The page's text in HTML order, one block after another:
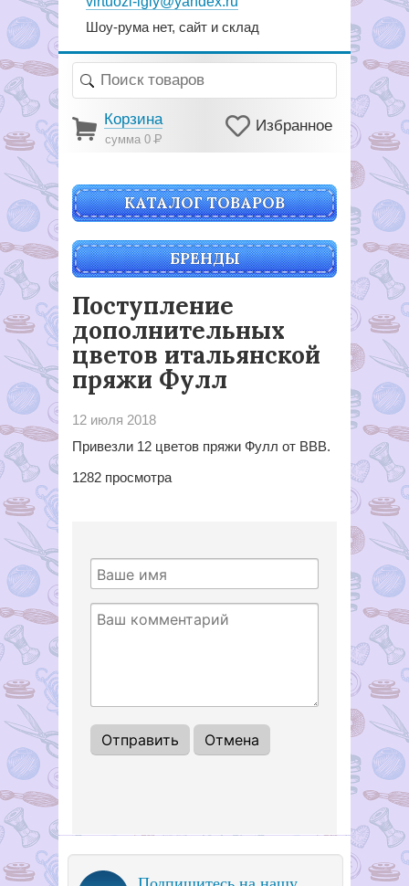
Шоу-рума нет, сайт и склад
Корзина
сумма 0Р
Избранное
КАТАЛОГ ТОВАРОВ
БРЕНДЫ
Поступление
дополнительных
цветов итальянской
пряжи Фулл
12 июля 2018
Привезли 12 цветов пряжи Фулл от ВВВ.
1282 просмотра